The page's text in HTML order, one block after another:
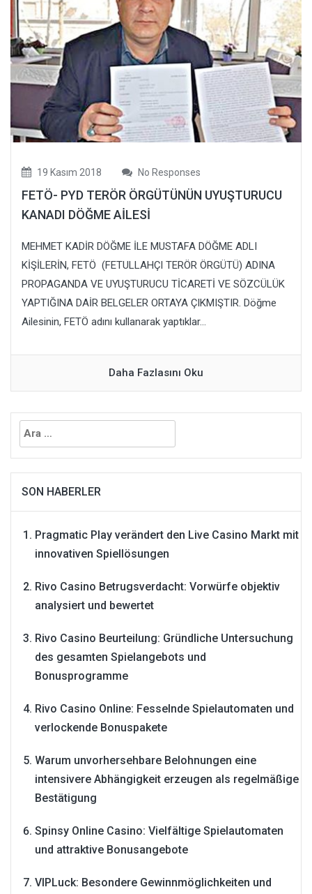
19 Kasım 2018 No Responses
FETÖ- PYD TERÖR ÖRGÜTÜNÜN UYUŞTURUCU
KANADI DÖĞME AİLESİ
MEHMET KADİR DÖĞME İLE MUSTAFA DÖĞME ADLI
KİŞİLERİN, FETÖ (FETULLAHÇI TERÖR ÖRGÜTÜ) ADINA
PROPAGANDA VE UYUŞTURUCU TİCARETİ VE SÖZCÜLÜK
YAPTIĞINA DAİR BELGELER ORTAYA ÇIKMIŞTIR. Döğme
Ailesinin, FETÖ adını kullanarak yaptıklar...
Daha Fazlasını Oku
Arama:
SON HABERLER
Pragmatic Play verändert den Live Casino Markt mit
innovativen Spiellösungen
Rivo Casino Betrugsverdacht: Vorwürfe objektiv
analysiert und bewertet
Rivo Casino Beurteilung: Gründliche Untersuchung
des gesamten Spielangebots und
Bonusprogramme
Rivo Casino Online: Fesselnde Spielautomaten und
verlockende Bonuspakete
Warum unvorhersehbare Belohnungen eine
intensivere Abhängigkeit erzeugen als regelmäßige
Bestätigung
Spinsy Online Casino: Vielfältige Spielautomaten
und attraktive Bonusangebote
VIPLuck: Besondere Gewinnmöglichkeiten und